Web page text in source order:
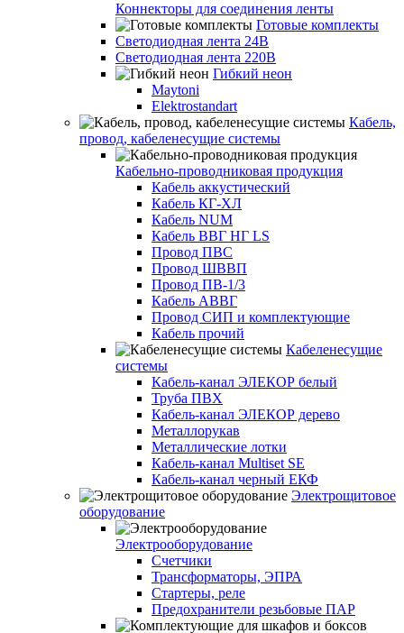
Коннекторы для соединения ленты
Готовые комплекты
Светодиодная лента 24В
Светодиодная лента 220В
Гибкий неон
Maytoni
Elektrostandart
Кабель,
провод, кабеленесущие системы
Кабельно-проводниковая продукция
Кабель аккустический
Кабель КГ-ХЛ
Кабель NUM
Кабель ВВГ НГ LS
Провод ПВС
Провод ШВВП
Провод ПВ-1/3
Кабель АВВГ
Провод СИП и комплектующие
Кабель прочий
Кабеленесущие
системы
Кабель-канал ЭЛЕКОР белый
Труба ПВХ
Кабель-канал ЭЛЕКОР дерево
Металлорукав
Металлические лотки
Кабель-канал Multiset SE
Кабель-канал черный ЕКФ
Электрощитовое
оборудование
Электрооборудование
Счетчики
Трансформаторы, ЭПРА
Стартеры, реле
Предохранители резьбовые ПАР